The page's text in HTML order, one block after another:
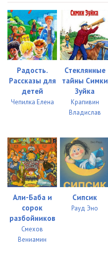
Радость.
Рассказы для
детей
Чепилка Елена
Стеклянные
тайны Симки
Зуйка
Крапивин
Владислав
Али-Баба и
сорок
разбойников
Смехов
Вениамин
Сипсик
Рауд Эно